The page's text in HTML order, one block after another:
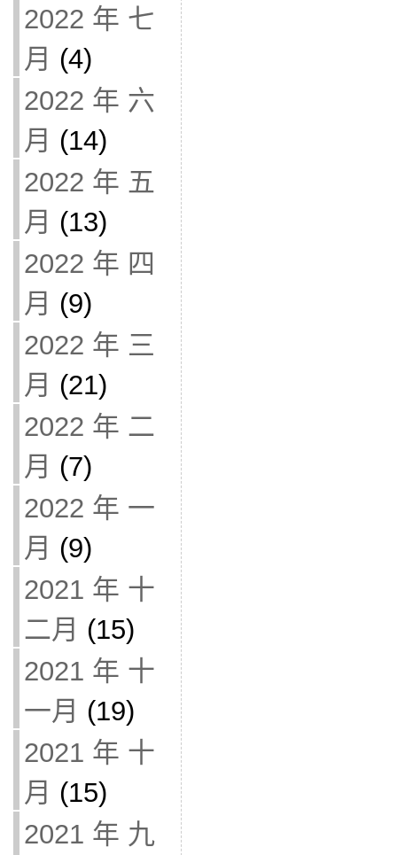
2022 年 七
月 (4)
2022 年 六
月 (14)
2022 年 五
月 (13)
2022 年 四
月 (9)
2022 年 三
月 (21)
2022 年 二
月 (7)
2022 年 一
月 (9)
2021 年 十
二月 (15)
2021 年 十
一月 (19)
2021 年 十
月 (15)
2021 年 九